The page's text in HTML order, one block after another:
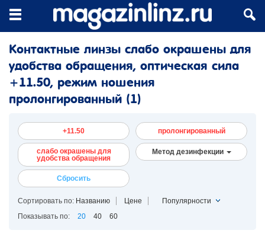
Контактные линзы слабо окрашены для
удобства обращения, оптическая сила
+11.50, режим ношения
пролонгированный (1)
+11.50 пролонгированный
слабо окрашены для
удобства обращения
Метод дезинфекции
Сбросить
Сортировать по: Названию Цене
Популярности
Показывать по:
20 40 60